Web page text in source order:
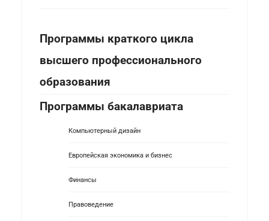
Программы краткого цикла
высшего профессионального
образования
Программы бакалавриата
Компьютерный дизайн
Европейская экономика и бизнес
Финансы
Правоведение